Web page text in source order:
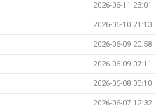
2026-06-11 23:01
2026-06-10 21:13
2026-06-09 20:58
2026-06-09 07:11
2026-06-08 00:10